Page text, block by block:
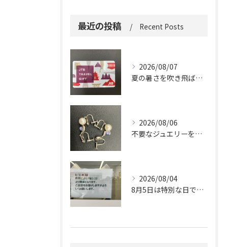
最近の投稿 Recent Posts
2026/08/07
夏の暑さを吹き飛ばしに来てください。
2026/08/06
不要なジュエリーを眠らせていませんか？
2026/08/04
8月5日は特別な日です。